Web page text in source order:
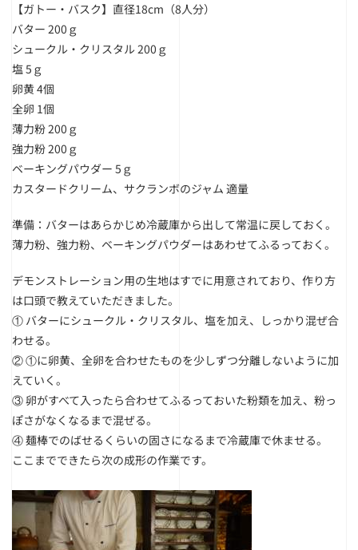
【ガトー・バスク】直径18cm（8人分）
バター 200ｇ
シュークル・クリスタル 200ｇ
塩 5ｇ
卵黄 4個
全卵 1個
薄力粉 200ｇ
強力粉 200ｇ
ベーキングパウダー 5ｇ
カスタードクリーム、サクランボのジャム 適量
準備：バターはあらかじめ冷蔵庫から出して常温に戻しておく。
薄力粉、強力粉、ベーキングパウダーはあわせてふるっておく。
デモンストレーション用の生地はすでに用意されており、作り方
は口頭で教えていただきました。
① バターにシュークル・クリスタル、塩を加え、しっかり混ぜ合
わせる。
② ①に卵黄、全卵を合わせたものを少しずつ分離しないように加
えていく。
③ 卵がすべて入ったら合わせてふるっておいた粉類を加え、粉っ
ぽさがなくなるまで混ぜる。
④ 麺棒でのばせるくらいの固さになるまで冷蔵庫で休ませる。
ここまでできたら次の成形の作業です。